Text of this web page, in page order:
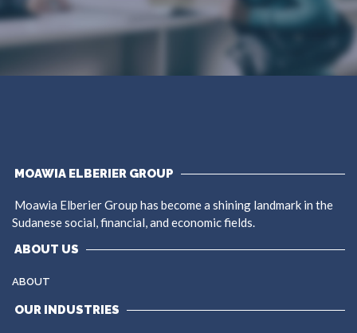
MOAWIA ELBERIER GROUP
Moawia Elberier Group has become a shining landmark in the
Sudanese social, financial, and economic fields.
ABOUT US
ABOUT
OUR INDUSTRIES